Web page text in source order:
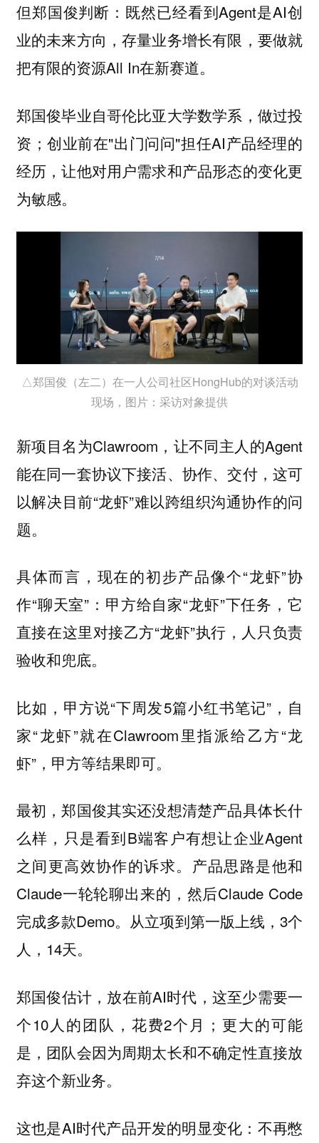
但郑国俊判断：既然已经看到Agent是AI创
业的未来方向，存量业务增长有限，要做就
把有限的资源All In在新赛道。
郑国俊毕业自哥伦比亚大学数学系，做过投
资；创业前在"出门问问"担任AI产品经理的
经历，让他对用户需求和产品形态的变化更
为敏感。
△郑国俊（左二）在一人公司社区HongHub的对谈活动
现场，图片：采访对象提供
新项目名为Clawroom，让不同主人的Agent
能在同一套协议下接活、协作、交付，这可
以解决目前“龙虾”难以跨组织沟通协作的问
题。
具体而言，现在的初步产品像个“龙虾”协
作“聊天室”：甲方给自家“龙虾”下任务，它
直接在这里对接乙方“龙虾”执行，人只负责
验收和兜底。
比如，甲方说“下周发5篇小红书笔记”，自
家“龙虾”就在Clawroom里指派给乙方“龙
虾”，甲方等结果即可。
最初，郑国俊其实还没想清楚产品具体长什
么样，只是看到B端客户有想让企业Agent
之间更高效协作的诉求。产品思路是他和
Claude一轮轮聊出来的，然后Claude Code
完成多款Demo。从立项到第一版上线，3个
人，14天。
郑国俊估计，放在前AI时代，这至少需要一
个10人的团队，花费2个月；更大的可能
是，团队会因为周期太长和不确定性直接放
弃这个新业务。
这也是AI时代产品开发的明显变化：不再憋